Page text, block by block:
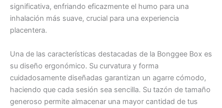
significativa, enfriando eficazmente el humo para una
inhalación más suave, crucial para una experiencia
placentera.
Una de las características destacadas de la Bonggee Box es
su diseño ergonómico. Su curvatura y forma
cuidadosamente diseñadas garantizan un agarre cómodo,
haciendo que cada sesión sea sencilla. Su tazón de tamaño
generoso permite almacenar una mayor cantidad de tus